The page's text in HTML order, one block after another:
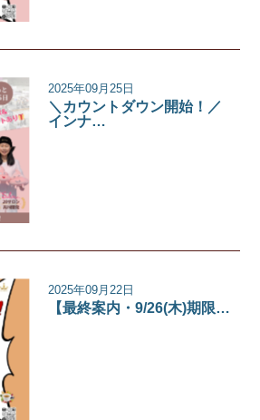
2025年09月25日
＼カウントダウン開始！／
インナ…
2025年09月22日
【最終案内・9/26(木)期限…